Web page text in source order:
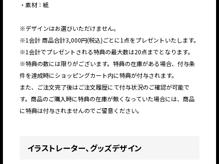
・素材：紙
※デザインはお選びいただけません。
※1会計 商品合計3,000円(税込)ごとに1点をプレゼントいたします。
※1会計でプレゼントされる特典の最大数は20点までとなります。
※特典の数には限りがございます。特典の在庫がある場合、付与条
件を達成時にショッピングカート内に特典が付与されます。
また、ご注文完了後はご注文履歴にて付与状況のご確認が可能で
す。商品のご購入時に特典の在庫が無くなっていた場合には、商品
に特典は付与されませんのでご留意ください。
イラストレーター、グッズデザイン